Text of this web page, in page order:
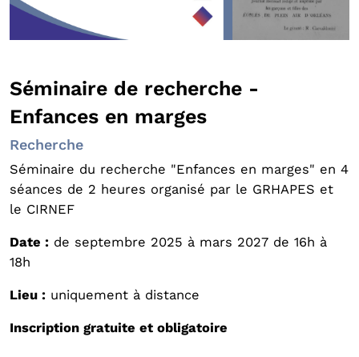
Séminaire de recherche -
Enfances en marges
Recherche
Séminaire du recherche "Enfances en marges" en 4
séances de 2 heures organisé par le GRHAPES et
le CIRNEF
Date : de septembre 2025 à mars 2027 de 16h à
18h
Lieu : uniquement à distance
Inscription gratuite et obligatoire